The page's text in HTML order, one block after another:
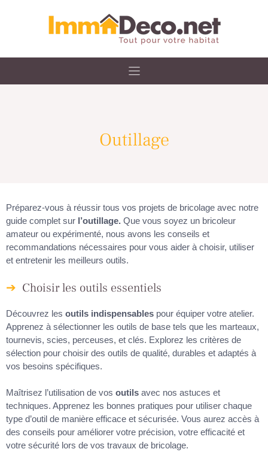
Outillage
Préparez-vous à réussir tous vos projets de bricolage avec notre
guide complet sur l’outillage. Que vous soyez un bricoleur
amateur ou expérimenté, nous avons les conseils et
recommandations nécessaires pour vous aider à choisir, utiliser
et entretenir les meilleurs outils.
Choisir les outils essentiels
Découvrez les outils indispensables pour équiper votre atelier.
Apprenez à sélectionner les outils de base tels que les marteaux,
tournevis, scies, perceuses, et clés. Explorez les critères de
sélection pour choisir des outils de qualité, durables et adaptés à
vos besoins spécifiques.
Maîtrisez l’utilisation de vos outils avec nos astuces et
techniques. Apprenez les bonnes pratiques pour utiliser chaque
type d’outil de manière efficace et sécurisée. Vous aurez accès à
des conseils pour améliorer votre précision, votre efficacité et
votre sécurité lors de vos travaux de bricolage.